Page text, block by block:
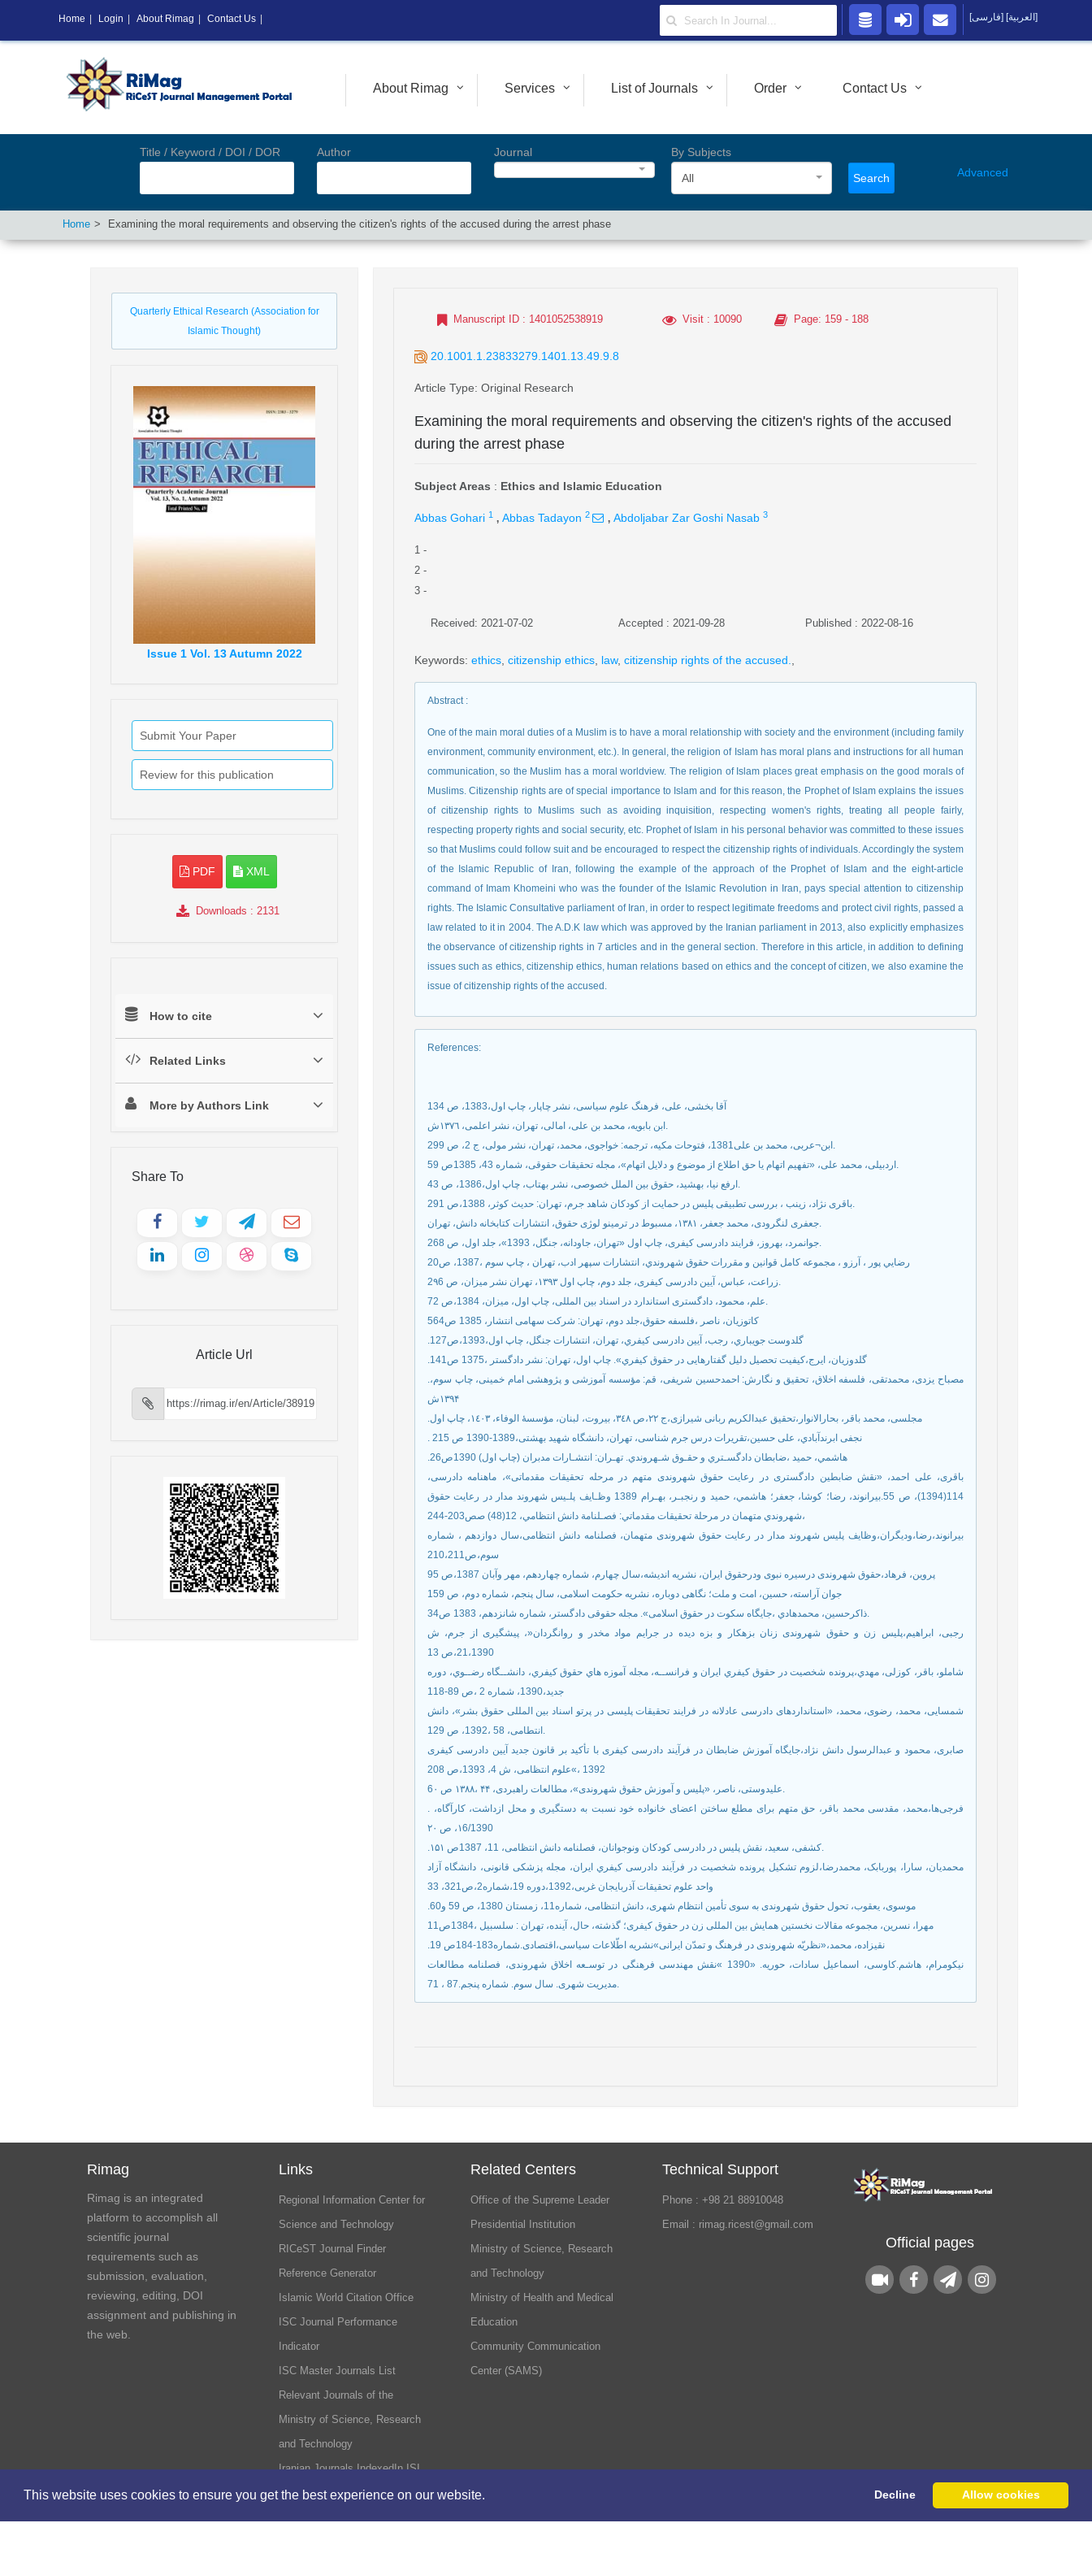
This website uses cookies to ensure you get the best experience on our website. Decline Allow cookies
About Rimag Services List of Journals Order Contact Us
Title / Keyword / DOI / DOR Author Journal
By Subjects
All
Search Advanced
Home Examining the moral requirements and observing the citizen's rights of the accused during the arrest phase
Quarterly Ethical Research (Association for
Islamic Thought)
Issue1 Vol. 13Autumn 2022
Submit Your Paper
Review for this publication
PDF XML
Downloads : 2131
How to cite
Related Links
More by Authors Link
Share To
Article Url
Manuscript ID : 1401052538919 Visit: 10090 Page: 159 - 188
20.1001.1.23833279.1401.13.49.9.8
Article Type: Original Research
Examining the moral requirements and observing the citizen's rights of the accused
during the arrest phase
Subject Areas : Ethics and Islamic Education
Abbas Gohari 1 , Abbas Tadayon 2 , Abdoljabar Zar Goshi Nasab 3
1 -
2 -
3 -
Received: 2021-07-02 Accepted : 2021-09-28 Published : 2022-08-16
Keywords: ethics citizenship ethics law, citizenship rights of the accused.
Abstract:
One of the main moral duties of a Muslim is to have a moral relationship with society and the environment (including family
environment, community environment, etc.). In general, the religion of Islam has moral plans and instructions for all human
communication, so the Muslim has a moral worldview. The religion of Islam places great emphasis on the good morals of
Muslims. Citizenship rights are of special importance to Islam and for this reason, the Prophet of Islam explains the issues
of citizenship rights to Muslims such as avoiding inquisition, respecting women's rights, treating all people fairly,
respecting property rights and social security, etc. Prophet of Islam in his personal behavior was committed to these issues
so that Muslims could follow suit and be encouraged to respect the citizenship rights of individuals. Accordingly the system
of the Islamic Republic of Iran, following the example of the approach of the Prophet of Islam and the eight-article
command of Imam Khomeini who was the founder of the Islamic Revolution in Iran, pays special attention to citizenship
rights. The Islamic Consultative parliament of Iran, in order to respect legitimate freedoms and protect civil rights, passed a
law related to it in 2004. The A.D.K law which was approved by the Iranian parliament in 2013, also explicitly emphasizes
the observance of citizenship rights in 7 articles and in the general section. Therefore in this article, in addition to defining
issues such as ethics, citizenship ethics, human relations based on ethics and the concept of citizen, we also examine the
issue of citizenship rights of the accused.
References:
آقا بخشی، علی، فرهنگ علوم سیاسی، نشر چاپار، چاپ اول،1383، ص 134
ابن بابویه، محمد بن علی، امالی، تهران، نشر اعلمی، ١٣٧٦ش.
ابن¬عربی، محمد بن علی1381، فتوحات مکیه، ترجمه: خواجوی، محمد، تهران، نشر مولی، ج 2، ص 299.
اردبیلی، محمد علی، «تفهیم اتهام یا حق اطلاع از موضوع و دلایل اتهام»، مجله تحقیقات حقوقی، شماره 43، 1385ص 59.
ارفع نیا، بهشید، حقوق بین الملل خصوصی، نشر بهتاب، چاپ اول،1386، ص 43.
باقری نژاد، زینب ، بررسی تطبیقی پلیس در حمایت از کودکان شاهد جرم، تهران: حدیث کوثر، 1388،ص 291.
جعفری لنگرودی، محمد جعفر، ١٣٨١، مسبوط در ترمینو لوژی حقوق، انتشارات کتابخانه دانش، تهران.
جوانمرد، بهروز، فرایند دادرسی کیفری، چاپ اول «تهران، جاودانه، جنگل، 1393»، جلد اول، ص 268.
رضايي پور ، آرزو ، مجموعه كامل قوانين و مقررات حقوق شهروندي، انتشارات سپهر ادب، تهران ، چاپ سوم ،1387، ص20
زراعت، عباس، آیین دادرسی کیفری، جلد دوم، چاپ اول ۱۳۹۳، تهران نشر میزان، ص 2۹6.
علم، محمود، دادگستری استاندارد در اسناد بین المللی، چاپ اول، میزان، 1384،ص 72.
کاتوزیان، ناصر ،فلسفه حقوق،جلد دوم، تهران: شرکت سهامی انتشار، 1385 ص564
.گلدوست جویباري، رجب، آیین دادرسی کیفري، تهران، انتشارات جنگل، چاپ اول،1393،ص127
.گلدوزیان، ایرج،کیفیت تحصیل دلیل گفتارهایی در حقوق کیفري». چاپ اول، تهران: نشر دادگستر ،1375 ص141
.مصباح يزدى، محمدتقى، فلسفه اخلاق، تحقيق و نگارش: احمدحسين شريفی، قم: مؤسسه آموزشى و پژوهشى امام خمينى، چاپ سوم،
۱۳۹۴ش
.مجلسی، محمد باقر، بحارالانوار،تحقیق عبدالکریم ربانی شیرازی،ج ٢٢،ص ٣٤٨، بیروت، لبنان، مؤسسۀ الوفاء، ١٤٠٣، چاپ اول
. نجفی ابرندآبادي، علی حسین،تقریرات درس جرم شناسی، تهران، دانشگاه شهید بهشتی،1389-1390 ص 215
.هاشمي، حميد ،ضابطان دادگسـتري و حقـوق شـهروندي. تهـران: انتشـارات مدبران (چاپ اول) 1390ص26
باقری، علی احمد، «نقش ضابطین دادگستری در رعایت حقوق شهروندی متهم در مرحله تحقیقات مقدماتی»، ماهنامه دادرسی،
114(1394)، ص 55.بيرانوند، رضا؛ كوشا، جعفر؛ هاشمي، حميد و رنجبـر، بهـرام 1389 وظـايف پلـيس شهروند مدار در رعايت حقوق
شهروندي متهمان در مرحلة تحقيقات مقدماتي: فصـلنامة دانش انتظامي، 12(48) صص203-244،
بیرانوند،رضا،ودیگران،وظایف پلیس شهروند مدار در رعایت حقوق شهروندی متهمان، فصلنامه دانش انتظامی،سال دوازدهم ، شماره
سوم،ص210،211
پروین، فرهاد،حقوق شهروندی درسیره نبوی ودرحقوق ایران، نشریه اندیشه،سال چهارم، شماره چهاردهم، مهر وآبان 1387،ص 95
جوان آراسته، حسین، امت و ملت؛ نگاهی دوباره، نشریه حکومت اسلامی، سال پنجم، شماره دوم، ص 159
ذاکرحسین، محمدهادي ،جایگاه سکوت در حقوق اسلامى». مجله حقوقی دادگستر، شماره شانزدهم، 1383 ص34.
رجبی، ابراهیم،پلیس زن و حقوق شهروندی زنان بزهکار و بزه دیده در جرایم مواد مخدر و روانگردان«، پیشگیری از جرم، ش
21،1390،ص 13
شاملو، باقر، کوزلی، مهدي،پرونده شخصیت در حقوق کیفري ایران و فرانســه، مجله آموزه هاي حقوق کیفري، دانشــگاه رضــوي، دوره
جدید،1390، شماره 2 ،ص 89-118
شمسایی، محمد، رضوی، محمد، «استانداردهای دادرسی عادلانه در فرایند تحقیقات پلیسی در پرتو اسناد بین المللی حقوق بشر»، دانش
انتطامی، 58 ،1392، ص 129.
صابری، محمود و عبدالرسول دانش نژاد،جایگاه آموزش ضابطان در فرآیند دادرسی کیفری با تأکید بر قانون جدید آیین دادرسی کیفری
1392 ،»علوم انتظامی، ش 4، 1393،ص 208
علیدوستی، ناصر، «پلیس و آموزش حقوق شهروندی»، مطالعات راهبردی، ۴۴ ،۱۳۸۸ ص 6۰.
. فرجی‌ها،محمد، مقدسی محمد باقر، حق متهم برای مطلع ساختن اعضای خانواده خود نسبت به دستگیری و محل ازداشت، کارآگاه،
۱6/1390، ص ۲۰
.کشفی، سعید، نقش پلیس در دادرسی کودکان ونوجوانان، فصلنامه دانش انتظامی، 11، 1387ص ۱۵۱.
محمدیان، سارا، پوربابک، محمدرضا،لزوم تشکیل پرونده شخصیت در فرآیند دادرسی کیفري ایران، مجله پزشکی قانونی، دانشگاه آزاد
واحد علوم تحقیقات آذربایجان غربی،1392،دوره 19،شماره2،ص321، 33
.موسوی، یعقوب، تحول حقوق شهروندی به سوی تأمین انتظام شهری، دانش انتظامی، شماره11، زمستان 1380، ص 59 و60
مهرا، نسرین، مجموعه مقالات نخستین همایش بین المللی زن در حقوق کیفری؛ گذشته، حال، آینده، تهران : سلسبیل ،1384ص11
.نقی‏زاده، محمد،«نظریّه شهروندی در فرهنگ و تمدّن‏ ایرانی»نشریه اطّلاعات سیاسی،اقتصادی.شماره183-184ص 19
نیکومرام، هاشم.کاوسی، اسماعیل سادات، حوریه. «1390 »نقش مهندسی فرهنگی در توسـعه اخلاق شهروندی، فصلنامه مطالعات
مدیریت شهری. سال سوم. شماره پنجم.87 ، 71.
Rimag
Rimag is an integrated
platform to accomplish all
scientific journal
requirements such as
submission, evaluation,
reviewing, editing, DOI
assignment and publishing in
the web.
Links
Regional Information Center for
Science and Technology
RICeST Journal Finder
Reference Generator
Islamic World Citation Office
ISC Journal Performance
Indicator
ISC Master Journals List
Relevant Journals of the
Ministry of Science, Research
and Technology
Iranian Journals IndexedIn ISI
Related Centers
Office of the Supreme Leader
Presidential Institution
Ministry of Science, Research
and Technology
Ministry of Health and Medical
Education
Community Communication
Center (SAMS)
Technical Support
Phone : +98 21 88910048
Email : rimag.ricest@gmail.com
Official pages
Home Login About Rimag Contact Us [فارسی] [العربية]